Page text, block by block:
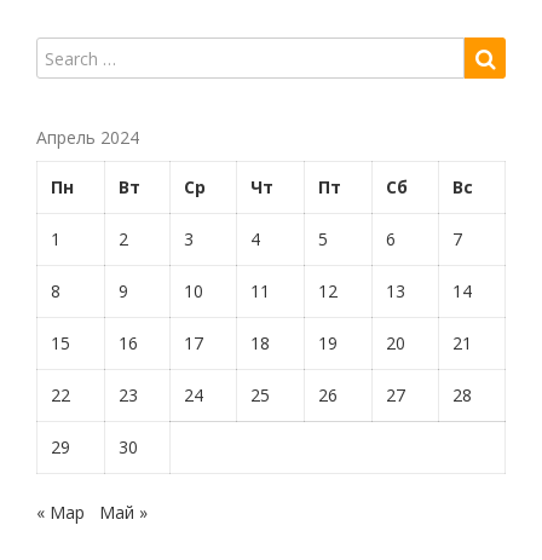
Апрель 2024
Пн Вт Ср Чт Пт Сб Вс
1 2 3 4 5 6 7
8 9 10 11 12 13 14
15 16 17 18 19 20 21
22 23 24 25 26 27 28
29 30
« Мар Май »